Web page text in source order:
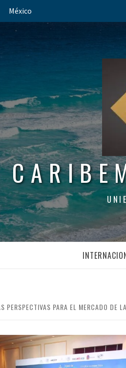
México
PERSPECTIVAS PARA EL MERCADO DE